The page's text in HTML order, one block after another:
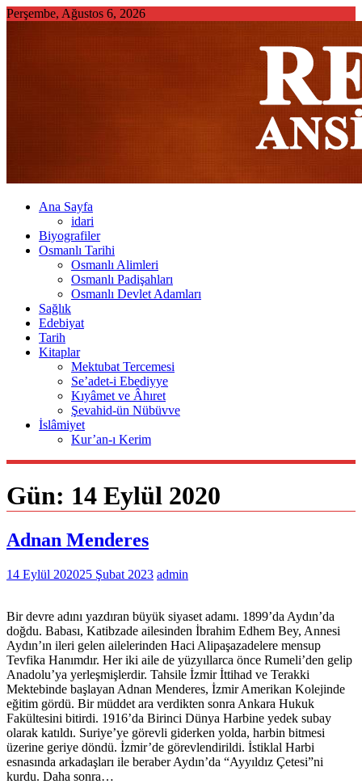
Skip
Perşembe, Ağustos 6, 2026
Ana Sayfa
idari
Biyografiler
Osmanlı Tarihi
Osmanlı Alimleri
Osmanlı Padişahları
Osmanlı Devlet Adamları
Sağlık
Edebiyat
Tarih
Kitaplar
Mektubat Tercemesi
Se’adet-i Ebediyye
Kıyâmet ve Âhıret
Şevahid-ün Nübüvve
İslâmiyet
Kur’an-ı Kerim
Gün: 14 Eylül 2020
Adnan Menderes
14 Eylül 202025 Şubat 2023 admin
Bir devre adını yazdıran büyük siyaset adamı. 1899’da Aydın’da
doğdu. Babası, Katibzade ailesinden İbrahim Edhem Bey, Annesi
Aydın’ın ileri gelen ailelerinden Haci Alipaşazadelere mensup
Tevfika Hanımdır. Her iki aile de yüzyıllarca önce Rumeli’den gelip
Anadolu’ya yerleşmişlerdir. Tahsile İzmir İttihad ve Terakki
Mektebinde başlayan Adnan Menderes, İzmir Amerikan Kolejinde
eğitim gördü. Bir müddet ara verdikten sonra Ankara Hukuk
Fakültesini bitirdi. 1916’da Birinci Dünya Harbine yedek subay
olarak katıldı. Suriye’ye görevli giderken yolda, harbin bitmesi
üzerine geriye döndü. İzmir’de görevlendirildi. İstiklal Harbi
esnasında arkadaşları ile beraber Aydın’da “Ayyıldız Çetesi”ni
kurdu. Daha sonra…